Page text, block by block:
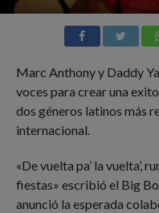
Marc Anthony y Daddy
voces para crear una
dos géneros latinos más
internacional.
«De vuelta pa’ la vuelta’,
fiestas» escribió el Big
anunció la esperada